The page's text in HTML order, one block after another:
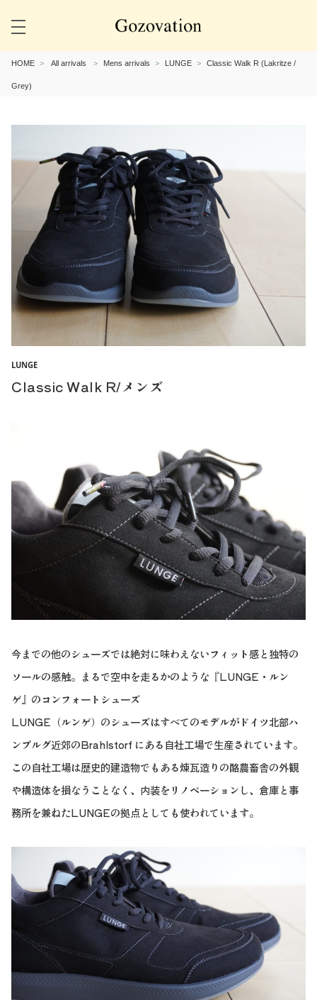
HOME All arrivals Mens arrivals LUNGE Classic Walk R (Lakritze /
Grey)
LUNGE
Classic Walk R/メンズ
今までの他のシューズでは絶対に味わえないフィット感と独特の
ソールの感触。まるで空中を走るかのような『LUNGE・ルン
ゲ』のコンフォートシューズ
LUNGE（ルンゲ）のシューズはすべてのモデルがドイツ北部ハ
ンブルグ近郊のBrahlstorf にある自社工場で生産されています。
この自社工場は歴史的建造物でもある煉瓦造りの酪農畜舎の外観
や構造体を損なうことなく、内装をリノベーションし、倉庫と事
務所を兼ねたLUNGEの拠点としても使われています。